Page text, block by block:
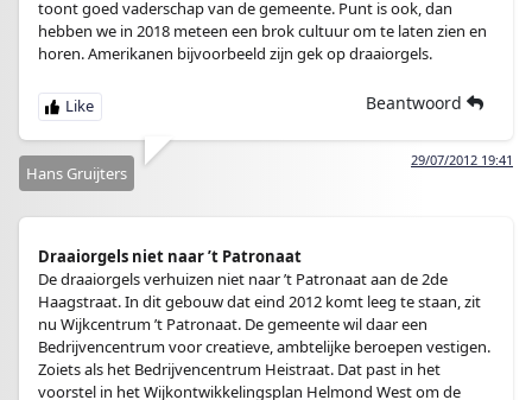
toont goed vaderschap van de gemeente. Punt is ook, dan
hebben we in 2018 meteen een brok cultuur om te laten zien en
horen. Amerikanen bijvoorbeeld zijn gek op draaiorgels.
Beantwoord
29/07/2012 19:41
Hans Gruijters
Draaiorgels niet naar ’t Patronaat
De draaiorgels verhuizen niet naar ’t Patronaat aan de 2de
Haagstraat. In dit gebouw dat eind 2012 komt leeg te staan, zit
nu Wijkcentrum ’t Patronaat. De gemeente wil daar een
Bedrijvencentrum voor creatieve, ambtelijke beroepen vestigen.
Zoiets als het Bedrijvencentrum Heistraat. Dat past in het
voorstel in het Wijkontwikkelingsplan Helmond West om de